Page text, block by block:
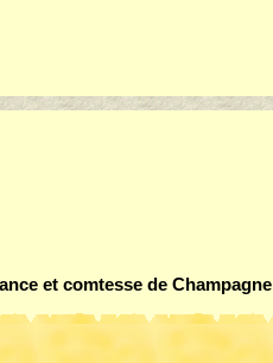
et comtesse de Champagne